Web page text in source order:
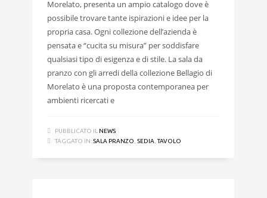
Morelato, presenta un ampio catalogo dove è
possibile trovare tante ispirazioni e idee per la
propria casa. Ogni collezione dell’azienda è
pensata e “cucita su misura” per soddisfare
qualsiasi tipo di esigenza e di stile. La sala da
pranzo con gli arredi della collezione Bellagio di
Morelato è una proposta contemporanea per
ambienti ricercati e
PUBBLICATO IL NEWS
TAGGATO IN:SALA PRANZO, SEDIA,TAVOLO